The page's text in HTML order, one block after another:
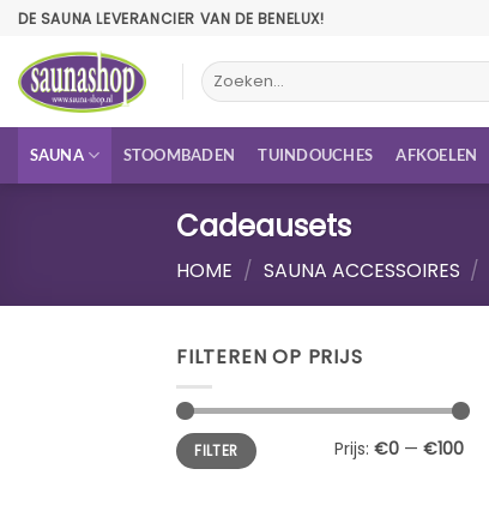
Ga
inhoud
DE SAUNA LEVERANCIER VAN DE BENELUX!
Zoeken
naar:
SAUNA STOOMBADEN TUINDOUCHES AFKOELEN
Cadeausets
HOME / SAUNA ACCESSOIRES /
FILTEREN OP PRIJS
Min.
prijs
Max.
prijsFILTER Prijs: €0 — €100